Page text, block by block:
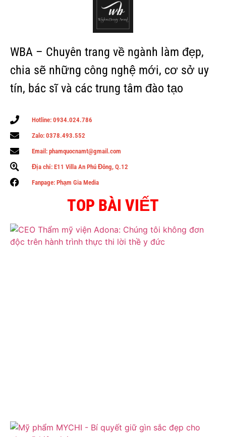
WBA – Chuyên trang về ngành làm đẹp,
chia sẽ những công nghệ mới, cơ sở uy
tín, bác sĩ và các trung tâm đào tạo
Hotline: 0934.024.786
Zalo: 0378.493.552
Email: phamquocnamt@gmail.com
Địa chỉ: E11 Villa An Phú Đông, Q.12
Fanpage: Phạm Gia Media
TOP BÀI VIẾT